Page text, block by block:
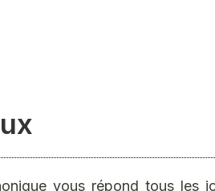
vous répond tous les